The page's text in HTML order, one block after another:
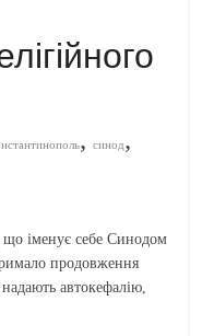
,синод,
що іменує себе Синодом
продовження
автокефалію,